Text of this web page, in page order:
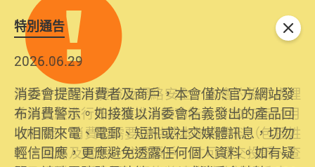
特別通告
2026.06.29
消委會提醒消費者及商戶，本會僅於官方網站發
布消費警示。如接獲以消委會名義發出的產品回
收相關來電、電郵、短訊或社交媒體訊息，切勿
輕信回應，更應避免透露任何個人資料。如有疑
2025.10.31
為提升使用者體驗及網絡安全，本會的投訴處理
系統已經進行升級及推出新功能。由2025年11月
10日起，消費者需要提供基本聯絡資料（包括姓
名、電郵及電話）註冊帳戶，才可提交投訴、查
關閉